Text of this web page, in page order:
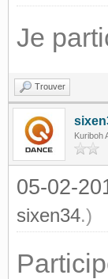
Je
Trouver
Kuriboh
05-02-
sixen34.)